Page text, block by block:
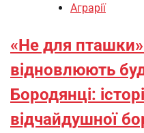
Аграрії
«Не для
відновлюють
Бородянці:
відчайдушної